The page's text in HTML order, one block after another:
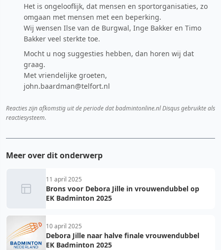
Het is ongelooflijk, dat mensen en sportorganisaties, zo
omgaan met mensen met een beperking.
Wij wensen Ilse van de Burgwal, Inge Bakker en Timo
Bakker veel sterkte toe.
Mocht u nog suggesties hebben, dan horen wij dat
graag.
Met vriendelijke groeten,
john.baardman@telfort.nl
Reacties zijn afkomstig uit de periode dat badmintonline.nl Disqus gebruikte als
reactiesysteem.
Meer over dit onderwerp
11 april 2025
Brons voor Debora Jille in vrouwendubbel op
EK Badminton 2025
10 april 2025
Debora Jille naar halve finale vrouwendubbel
EK Badminton 2025